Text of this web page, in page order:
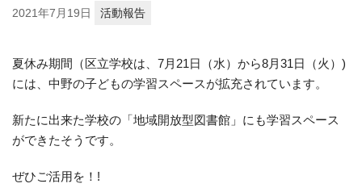
2021年7月19日 活動報告
夏休み期間（区立学校は、7月21日（水）から8月31日（火）)
には、中野の子どもの学習スペースが拡充されています。
新たに出来た学校の「地域開放型図書館」にも学習スペース
ができたそうです。
ぜひご活用を！!